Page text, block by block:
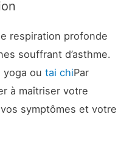
respiration profonde
souffrant d’asthme.
yoga outai chiPar
à maîtriser votre
symptômes et votre